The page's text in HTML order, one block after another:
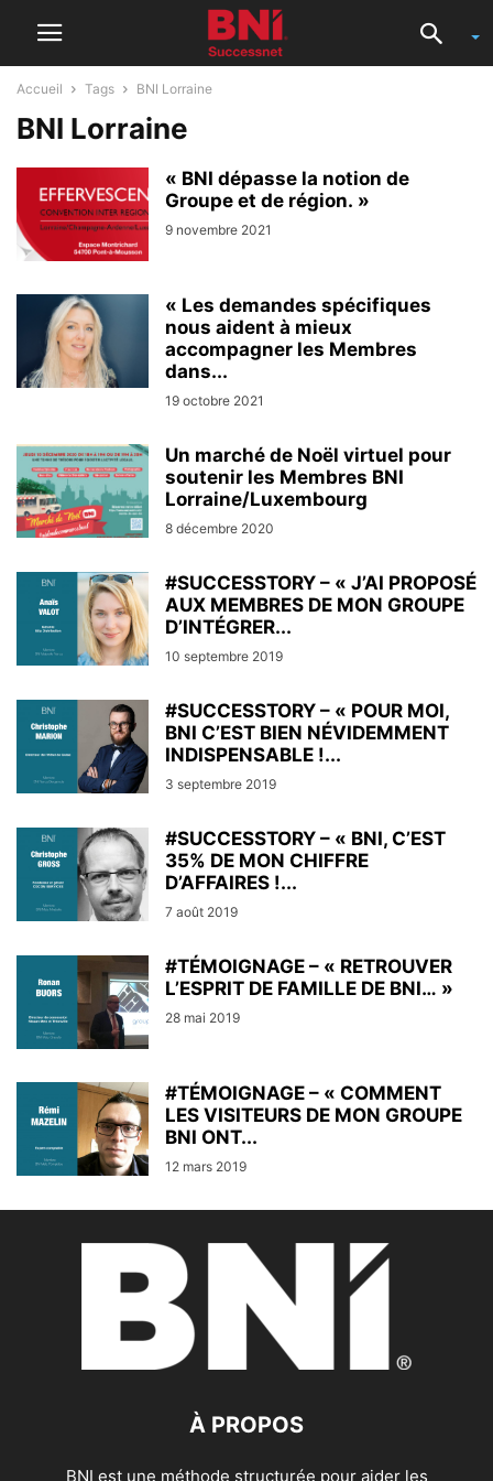
Accueil Tags BNI Lorraine
BNI Lorraine
« BNI dépasse la notion de
Groupe et de région. »
9 novembre 2021
« Les demandes spécifiques
nous aident à mieux
accompagner les Membres
dans...
19 octobre 2021
Un marché de Noël virtuel pour
soutenir les Membres BNI
Lorraine/Luxembourg
8 décembre 2020
#SUCCESSTORY – « J’AI PROPOSÉ
AUX MEMBRES DE MON GROUPE
D’INTÉGRER...
10 septembre 2019
#SUCCESSTORY – « POUR MOI,
BNI C’EST BIEN NÉVIDEMMENT
INDISPENSABLE !...
3 septembre 2019
#SUCCESSTORY – « BNI, C’EST
35% DE MON CHIFFRE
D’AFFAIRES !...
7 août 2019
#TÉMOIGNAGE – « RETROUVER
L’ESPRIT DE FAMILLE DE BNI… »
28 mai 2019
#TÉMOIGNAGE – « COMMENT
LES VISITEURS DE MON GROUPE
BNI ONT...
12 mars 2019
À PROPOS
BNI est une méthode structurée pour aider les